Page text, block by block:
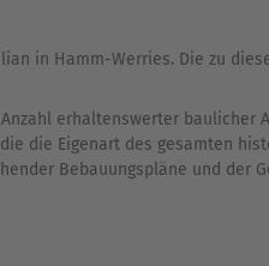
in Hamm-Werries. Die zu
erhaltenswerter
die Eigenart des gesamten
Bebauungspläne und der